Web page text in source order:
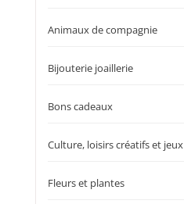
Animaux de compagnie
Bijouterie joaillerie
Bons cadeaux
Culture, loisirs créatifs et jeux
Fleurs et plantes